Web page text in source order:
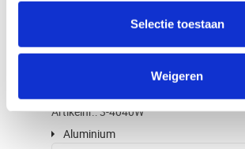
Selectie toestaan
Weigeren
Bekijk product
Aluminium afsluitbaar schuifrooster
Artikelnr.: 3-4040W
Aluminium